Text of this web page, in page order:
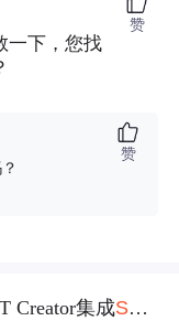
一下，您找
赞
赞
Creator集成Snap7